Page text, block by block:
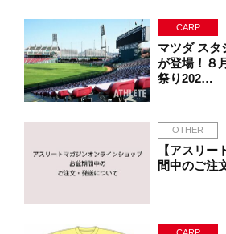
CARP
マツダ スタ
が登場！８
祭り202…
OTHER
【アスリー
間中のご注